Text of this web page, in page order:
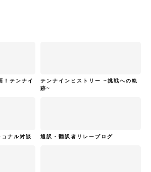
！テンナイ
テンナインヒストリー ~挑戦への軌
跡~
ナル対談 通訳・翻訳者リレーブログ